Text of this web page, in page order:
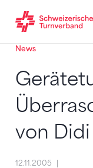
Zum Inhalt springen
Zur Sitemap
Zum Navigieren
News
von
12.11.2005